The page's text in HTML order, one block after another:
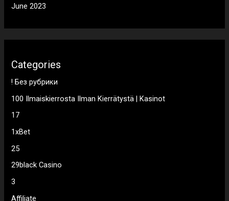
June 2023
Categories
! Без рубрики
100 Ilmaiskierrosta Ilman Kierrätystä | Kasinot
17
1xBet
25
29black Casino
3
Affiliate